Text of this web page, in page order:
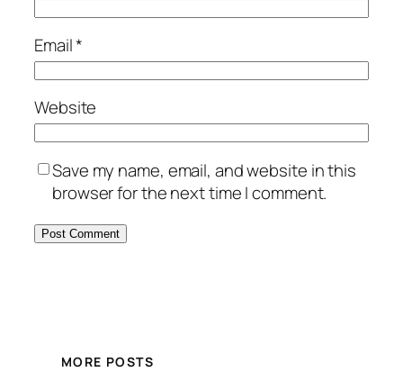
Email*
Website
Save my name, email, and website in this
browser for the next time I comment.
MORE POSTS